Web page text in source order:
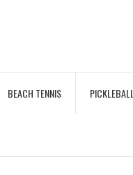
BEACH TENNIS PICKLEBALL